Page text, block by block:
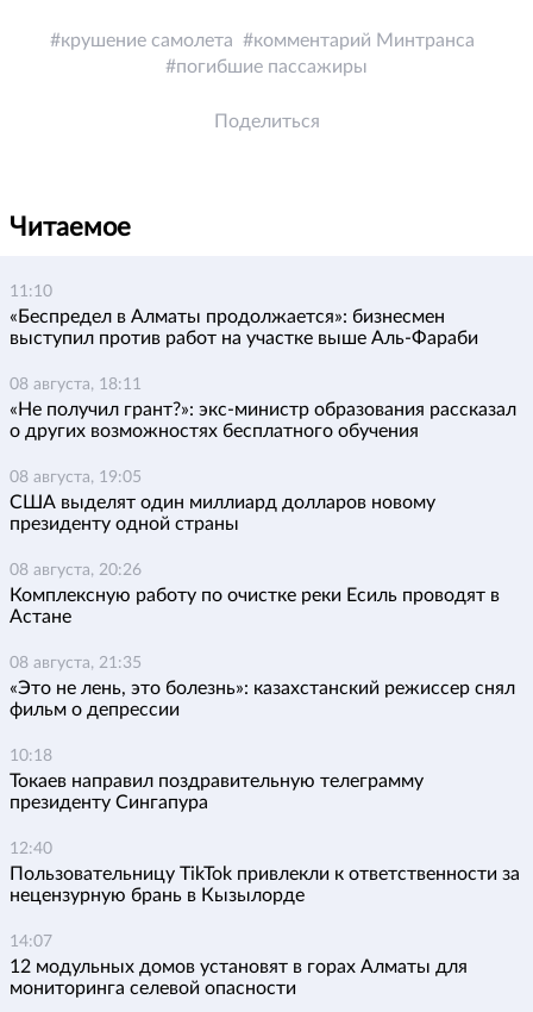
крушение самолета
комментарий Минтранса
погибшие пассажиры
Поделиться
Читаемое
11:10
«Беспредел в Алматы продолжается»: бизнесмен
выступил против работ на участке выше Аль-Фараби
08 августа, 18:11
«Не получил грант?»: экс-министр образования рассказал
о других возможностях бесплатного обучения
08 августа, 19:05
США выделят один миллиард долларов новому
президенту одной страны
08 августа, 20:26
Комплексную работу по очистке реки Есиль проводят в
Астане
08 августа, 21:35
«Это не лень, это болезнь»: казахстанский режиссер снял
фильм о депрессии
10:18
Токаев направил поздравительную телеграмму
президенту Сингапура
12:40
Пользовательницу TikTok привлекли к ответственности за
нецензурную брань в Кызылорде
14:07
12 модульных домов установят в горах Алматы для
мониторинга селевой опасности